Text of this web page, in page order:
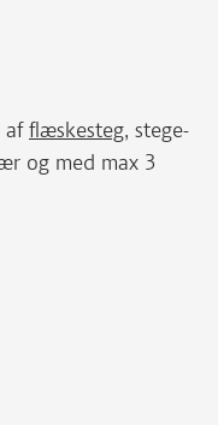
afflæskesteg, stege-
og med max 3